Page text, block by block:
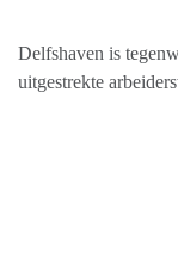
Delfshaven is
uitgestrekte